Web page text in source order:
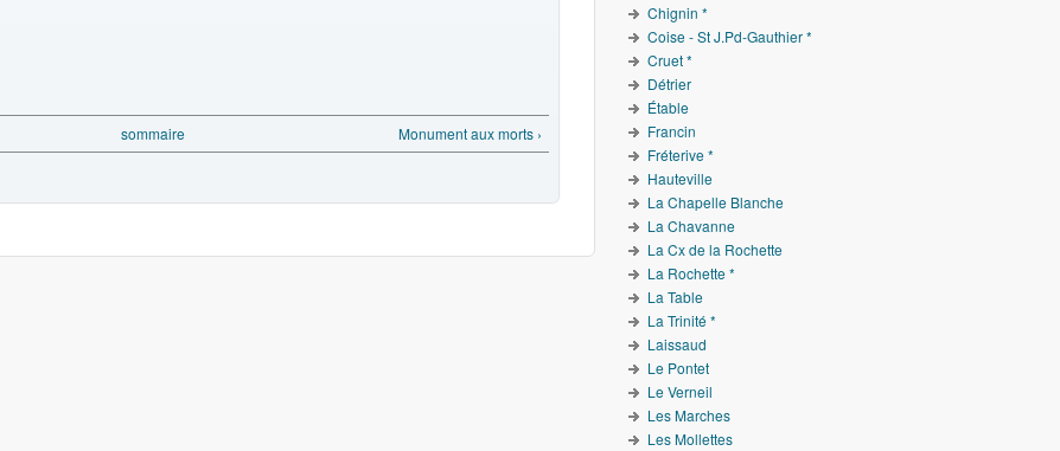
sommaire Monument aux morts ›
Chignin *
Coise - St J.Pd-Gauthier *
Cruet *
Détrier
Étable
Francin
Fréterive *
Hauteville
La Chapelle Blanche
La Chavanne
La Cx de la Rochette
La Rochette *
La Table
La Trinité *
Laissaud
Le Pontet
Le Verneil
Les Marches
Les Mollettes